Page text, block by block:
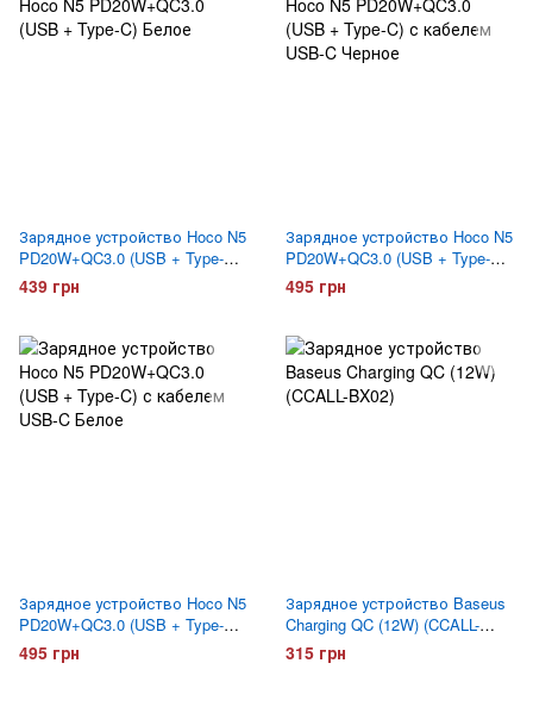
Зарядное устройство Hoco N5
PD20W+QC3.0 (USB + Type-C)
Белое
439 грн
Зарядное устройство Hoco N5
PD20W+QC3.0 (USB + Type-C)
с кабелем USB-C Черное
495 грн
Зарядное устройство Hoco N5
PD20W+QC3.0 (USB + Type-C)
с кабелем USB-C Белое
495 грн
Зарядное устройство Baseus
Charging QC (12W) (CCALL-
BX02)
315 грн